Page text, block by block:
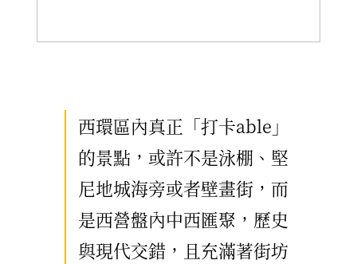
西環區內真正「打卡able」
的景點，或許不是泳棚、堅
尼地城海旁或者壁畫街，而
是西營盤內中西匯聚，歷史
與現代交錯，且充滿著街坊